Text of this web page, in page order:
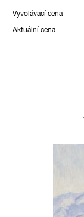
Vyvolávací cena
Aktuální cena